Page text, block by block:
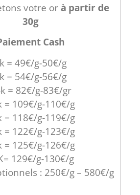
votre orà partir de
30g
Cash
= 49€/g-50€/g
= 54€/g-56€/g
= 82€/g-83€/gr
= 109€/g-110€/g
= 118€/g-119€/g
= 122€/g-123€/g
= 125€/g-126€/g
129€/g-130€/g
: 250€/g – 580€/g